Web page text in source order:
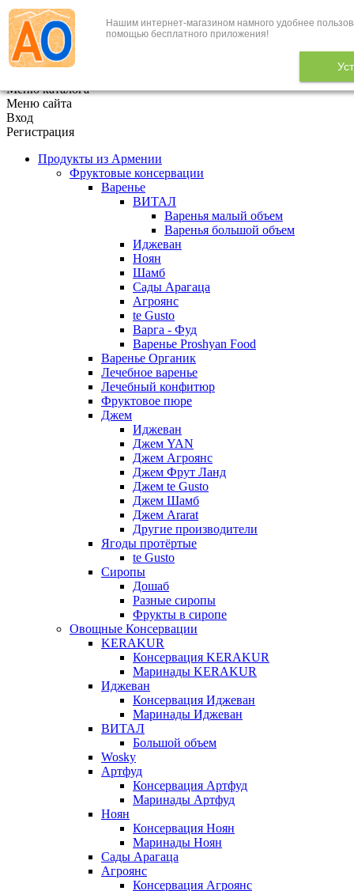
Нашим интернет-магазином намного удобнее
помощью бесплатного приложения!
+7 (495) 646-888-1
В корзине 0 товаров
Меню каталога
Меню сайта
Вход
Регистрация
Продукты из Армении
Фруктовые консервации
Варенье
ВИТАЛ
Варенья малый объем
Варенья большой объем
Иджеван
Ноян
Шамб
Сады Арагаца
Агроянс
te Gusto
Варга - Фуд
Варенье Proshyan Food
Варенье Органик
Лечебное варенье
Лечебный конфитюр
Фруктовое пюре
Джем
Иджеван
Джем YAN
Джем Агроянс
Джем Фрут Ланд
Джем te Gusto
Джем Шамб
Джем Ararat
Другие производители
Ягоды протёртые
te Gusto
Сиропы
Дошаб
Разные сиропы
Фрукты в сиропе
Овощные Консервации
KERAKUR
Консервация KERAKUR
Маринады KERAKUR
Иджеван
Консервация Иджеван
Маринады Иджеван
ВИТАЛ
Большой объем
Wosky
Артфуд
Консервация Артфуд
Маринады Артфуд
Ноян
Консервация Ноян
Маринады Ноян
Сады Арагаца
Агроянс
Консервация Агроянс